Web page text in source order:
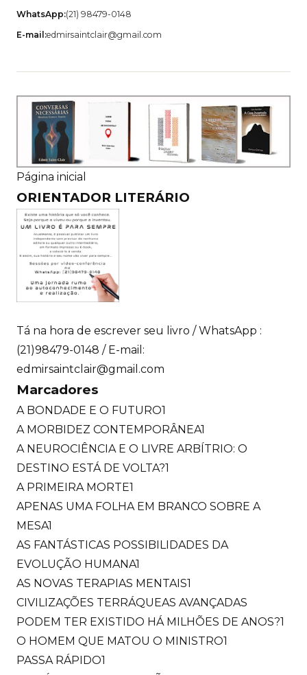
WhatsApp:(21) 98479-0148
E-mail:edmirsaintclair@gmail.com
Página inicial
ORIENTADOR LITERÁRIO
Tá na hora de escrever seu livro / WhatsApp :
(21)98479-0148 / E-mail:
edmirsaintclair@gmail.com
Marcadores
A BONDADE E O FUTURO1
A MORBIDEZ CONTEMPORÂNEA1
A NEUROCIÊNCIA E O LIVRE ARBÍTRIO: O
DESTINO ESTÁ DE VOLTA?1
A PRIMEIRA MORTE1
APENAS UMA FOLHA EM BRANCO SOBRE A
MESA1
AS FANTÁSTICAS POSSIBILIDADES DA
EVOLUÇÃO HUMANA1
AS NOVAS TERAPIAS MENTAIS1
CIVILIZAÇÕES TERRÁQUEAS AVANÇADAS
PODEM TER EXISTIDO HÁ MILHÕES DE ANOS?1
O HOMEM QUE MATOU O MINISTRO1
PASSA RÁPIDO1